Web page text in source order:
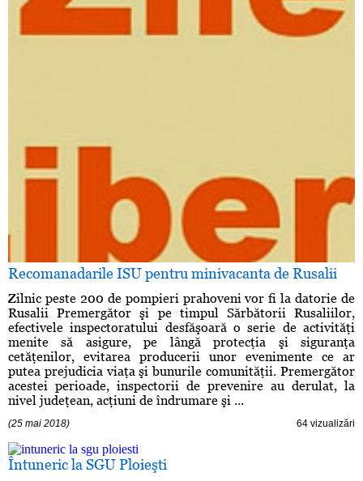
Recomanadarile ISU pentru minivacanta de Rusalii
Zilnic peste 200 de pompieri prahoveni vor fi la datorie de
Rusalii Premergător şi pe timpul Sărbătorii Rusaliilor,
efectivele inspectoratului desfăşoară o serie de activităţi
menite să asigure, pe lângă protecţia şi siguranţa
cetăţenilor, evitarea producerii unor evenimente ce ar
putea prejudicia viaţa şi bunurile comunităţii. Premergător
acestei perioade, inspectorii de prevenire au derulat, la
nivel judeţean, acţiuni de îndrumare şi ...
(25 mai 2018) 64 vizualizări
Întuneric la SGU Ploieşti